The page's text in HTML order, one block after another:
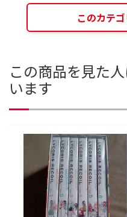
このカテ
この商品を見た
います